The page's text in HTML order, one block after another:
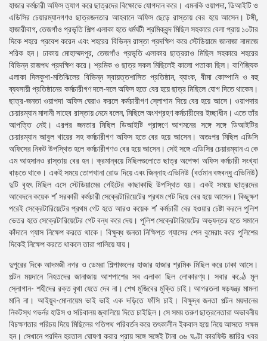
হাজার কর্মচারী অফিস ত্যাগ করে ছাত্রদের বিক্ষোভে যোগদান করে। এমনকি ওয়াপদা, ডিআইটি ও
এডিসির চেয়ারম্যানগণও ছাত্রজনতার আহবানে অফিস ছেড়ে রাস্তায় বের হয়ে আসেন। টঙ্গী,
হাজারীবাগ, তেজগাঁও প্রভৃতি শিল্প এলাকা হতে ধর্মঘটী শ্রমিকবৃন্দ মিছিল সহকারে বেলা প্রায় ১০টার
দিকে শহরে প্রবেশ করেন এবং শহরের বিভিন্ন রাস্তা প্রদক্ষিণ করে স্টেডিয়ামে জানাজা নামাজে
শরিক হন। ঢাকায় মোহাম্মদপুর, তেজগাঁও প্রভৃতি এলাকার ছাত্ররাও মিছিল সহকারে শহরের
বিভিন্ন রাজপথ প্রদক্ষিণ করে। শ্রমিক ও ছাত্র সকল মিছিলেই কালো পতাকা ছিল। বাণিজ্যিক
এলাকা দিলকুশা-মতিঝিলের বিভিন্ন স্বায়ত্তশাসিত প্রতিষ্ঠান, ব্যাংক, বীমা কোম্পানি ও বহু
ব্যবসায়ী প্রতিষ্ঠানের কর্মচারীগণ দলে-দলে অফিস হতে বের হয়ে ছাত্র মিছিলে যোগ দিতে থাকেন।
ছাত্র-জনতা ওয়াপদা অফিস ঘেরাও করলে কর্মচারীগণ স্লোগান দিয়ে বের হয়ে আসে। ওয়াপদার
চেয়ারম্যান মাদানী সাহেব রাস্তায় নেমে বলেন, মিছিলে অংশগ্রহণ কর্মচারীদের ইচ্ছাধীন। এতে তাঁর
আপত্তি নেই। এরপর জনতার মিছিল ডিআইটি প্রাঙ্গণে আগমনের সঙ্গে সঙ্গে ডিআইটির
চেয়ারম্যান আবুল খায়ের সহ কর্মচারীগণ অফিস হতে বের হয়ে আসেন। অতঃপর মিছিল এডিসি
অফিসের নিকট উপস্থিত হলে কর্মচারীগণও বের হয়ে আসেন। সেই সঙ্গে এডিসির চেয়ারম্যান এ কে
এম আহসানও রাস্তায় বের হন। ক্রমান্বয়ে মিছিলগুলোতে ছাত্র অপেক্ষা অফিস কর্মচারী সংখ্যা
বাড়তে থাকে। একই সময়ে তোপখানা রোড দিয়ে এবং জিন্নাহ এভিনিউ (বর্তমান বঙ্গবন্ধু এভিনিউ)
দুটি বৃহৎ মিছিল এসে স্টেডিয়ামের গেইটের কাছাকাছি উপস্থিত হয়। একই সময়ে ছাত্রদের
আবেদনে কয়েক শ’ সরকারী কর্মচারী সেক্রেটারিয়েটের প্রথম গেট দিয়ে বের হয়ে আসেন। কিছুক্ষণ
পরেই সেক্রেটারিয়েটের প্রথম গেট হতে আরও কয়েক শ’ কর্মচারী বের হওয়ার চেষ্টা করলে পুলিশ
ভেতর হতে সেক্রেটারিয়েটের গেট বন্ধ করে দেয়। পুলিশ সেক্রেটারিয়েটের অভ্যন্তর হতে সমানে
কাঁদানে গ্যাস নিক্ষেপ করতে থাকে। বিক্ষুব্ধ জনতা নিক্ষিপ্ত গ্যাসের শেল বুমেরাং করে পুলিশের
দিকেই নিক্ষেপ করতে থাকলে তারা পালিয়ে যায়।
দুপুরের দিকে আদমজী নগর ও ডেমরা শিল্পাঞ্চলের হাজার হাজার শ্রমিক মিছিল করে ঢাকা আসে।
পল্টন ময়দানে নিহতদের জানাজায় আশপাশের সব এলাকা ছিল লোকারণ্য। সবার কণ্ঠে মূল
স্লোগান- শহীদের রক্ত বৃথা যেতে দেব না। শেখ মুজিবের মুক্তি চাই। আগরতলা ষড়যন্ত্র মামলা
মানি না। আইয়ুব-মোনায়েম ভাই ভাই এক দড়িতে ফাঁসি চাই। বিক্ষুদ্ধ জনতা পল্টন ময়দানের
নিকটস্থ গভর্নর হাউস ও সচিবালয় জ্বালিয়ে দিতে চাইছিল। সে সময় তরুণ ছাত্রনেতারা অভাবনীয়
বিচক্ষণতার পরিচয় দিয়ে মিছিলের গতিপথ পরিবর্তন করে তৎকালীন ইকবাল হয়ে নিয়ে আসতে সক্ষম
হন। সেখানে পরদিন হরতাল ঘোষণা করার প্রায় সঙ্গে সঙ্গেই টানা ৩৬ ঘণ্টা কারফিউ জারির খবর